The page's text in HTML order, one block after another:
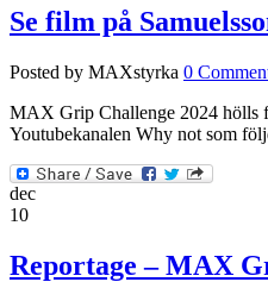
Se film på
Posted by MAXstyrka 0
MAX Grip Challenge 2024 hölls
Youtubekanalen Why not som
dec
10
Reportage – MAX